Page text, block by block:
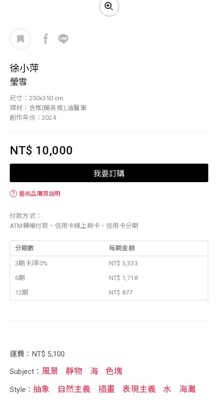
徐小萍
瑩雪
尺寸：250x350 cm
媒材：含框(簡易框),油臘筆
創作年份：2024
NT$ 10,000
我要訂購
？ 藝術品購買說明
付款方式：
ATM轉帳付款、信用卡線上刷卡、信用卡分期
分期數 每期金額
3期 利率0%
NT$ 3,333
6期
NT$ 1,718
12期
NT$ 877
運費：NT$ 5,100
Subject： 風景 靜物 海 色塊
Style：抽象 自然主義 插畫 表現主義 水 海灘